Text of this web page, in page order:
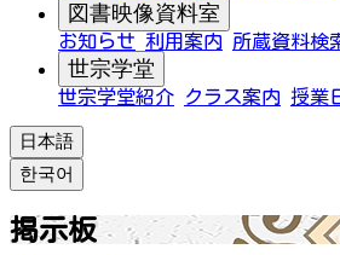
図書映像資料室
お知らせ 利用案内 所蔵資料検
世宗学堂
世宗学堂紹介 クラス案内 授業
日本語
한국어
掲示板